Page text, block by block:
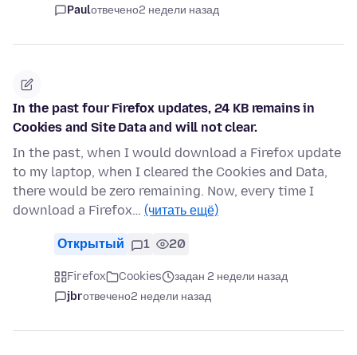
Paulотвечено2 недели назад
In the past four Firefox updates, 24 KB remains in
Cookies and Site Data and will not clear.
In the past, when I would download a Firefox update
to my laptop, when I cleared the Cookies and Data,
there would be zero remaining. Now, every time I
download a Firefox… (читать ещё)
Открытый 1 20
Firefox Cookies
задан 2 недели назад
jbrотвечено2 недели назад